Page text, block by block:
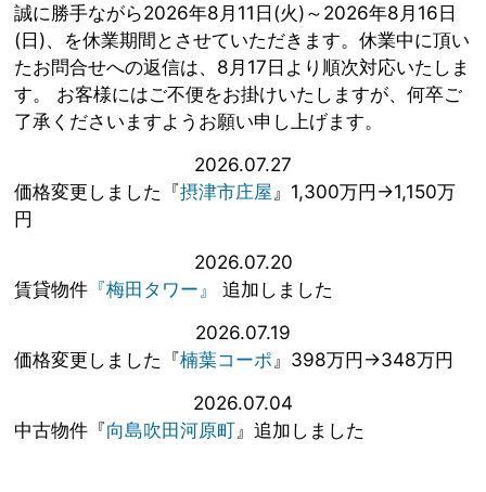
誠に勝手ながら2026年8月11日(火)～2026年8月16日
(日)、を休業期間とさせていただきます。休業中に頂い
たお問合せへの返信は、8月17日より順次対応いたしま
す。 お客様にはご不便をお掛けいたしますが、何卒ご
了承くださいますようお願い申し上げます。
2026.07.27
価格変更しました『摂津市庄屋』1,300万円→1,150万
円
2026.07.20
賃貸物件 『梅田タワー』
追加しました
2026.07.19
価格変更しました『楠葉コーポ』398万円→348万円
2026.07.04
中古物件『向島吹田河原町』追加しました